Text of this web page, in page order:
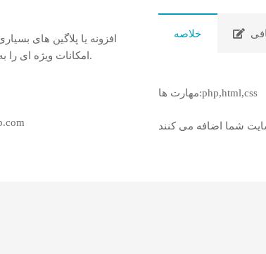
افزونه یا پلاگین های
امکانات ویژه ای را به سایت شما اضافه می کنند.
خلاصه
مهارت ها:php,html,css